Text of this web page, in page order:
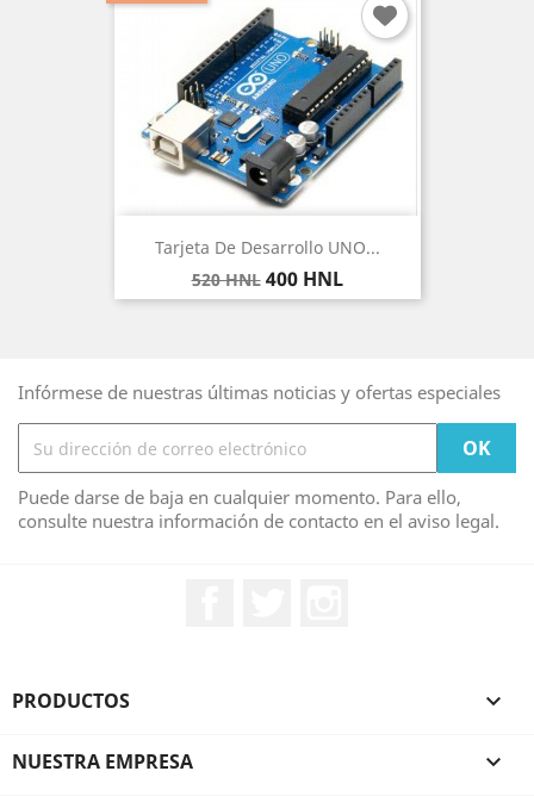
Tarjeta De Desarrollo UNO...
Precio
base
520 HNL Precio
400 HNL
Infórmese de nuestras últimas noticias y ofertas especiales
Puede darse de baja en cualquier momento. Para ello,
consulte nuestra información de contacto en el aviso legal.
PRODUCTOS 
NUESTRA EMPRESA 